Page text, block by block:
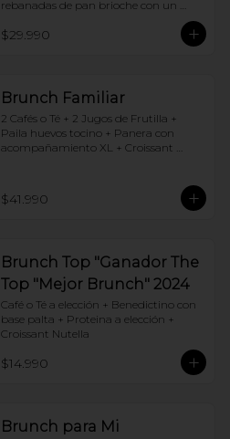
rebanadas de pan brioche con un
ingrediente de tu elección + Tostadas
francesas + Croissant de tu elección
$29.990
Brunch Familiar
2 Cafés o Té + 2 Jugos de Frutilla +
Paila huevos tocino + Panera con
acompañamiento XL + Croissant
$41.990
Brunch Top "Ganador The
Top "Mejor Brunch" 2024
Café o Té a elección + Benedictino con
base palta + Proteina a elección +
Croissant Nutella
$14.990
Brunch para Mi